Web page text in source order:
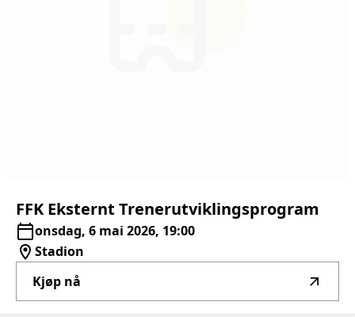
FFK Eksternt Trenerutviklingsprogram
onsdag, 6 mai 2026, 19:00
Stadion
Kjøp nå